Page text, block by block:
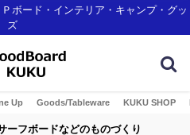
ボード・インテリア・キャンプ・グッ
ズ
Up Goods/Tableware KUKU SHOP
ーフボードなどのものづくり